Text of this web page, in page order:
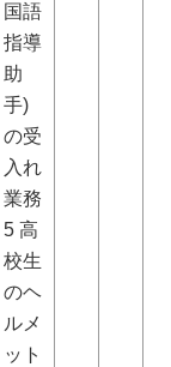
国語
指導
助
手)
の受
入れ
業務
5 高
校生
のヘ
ルメ
ット